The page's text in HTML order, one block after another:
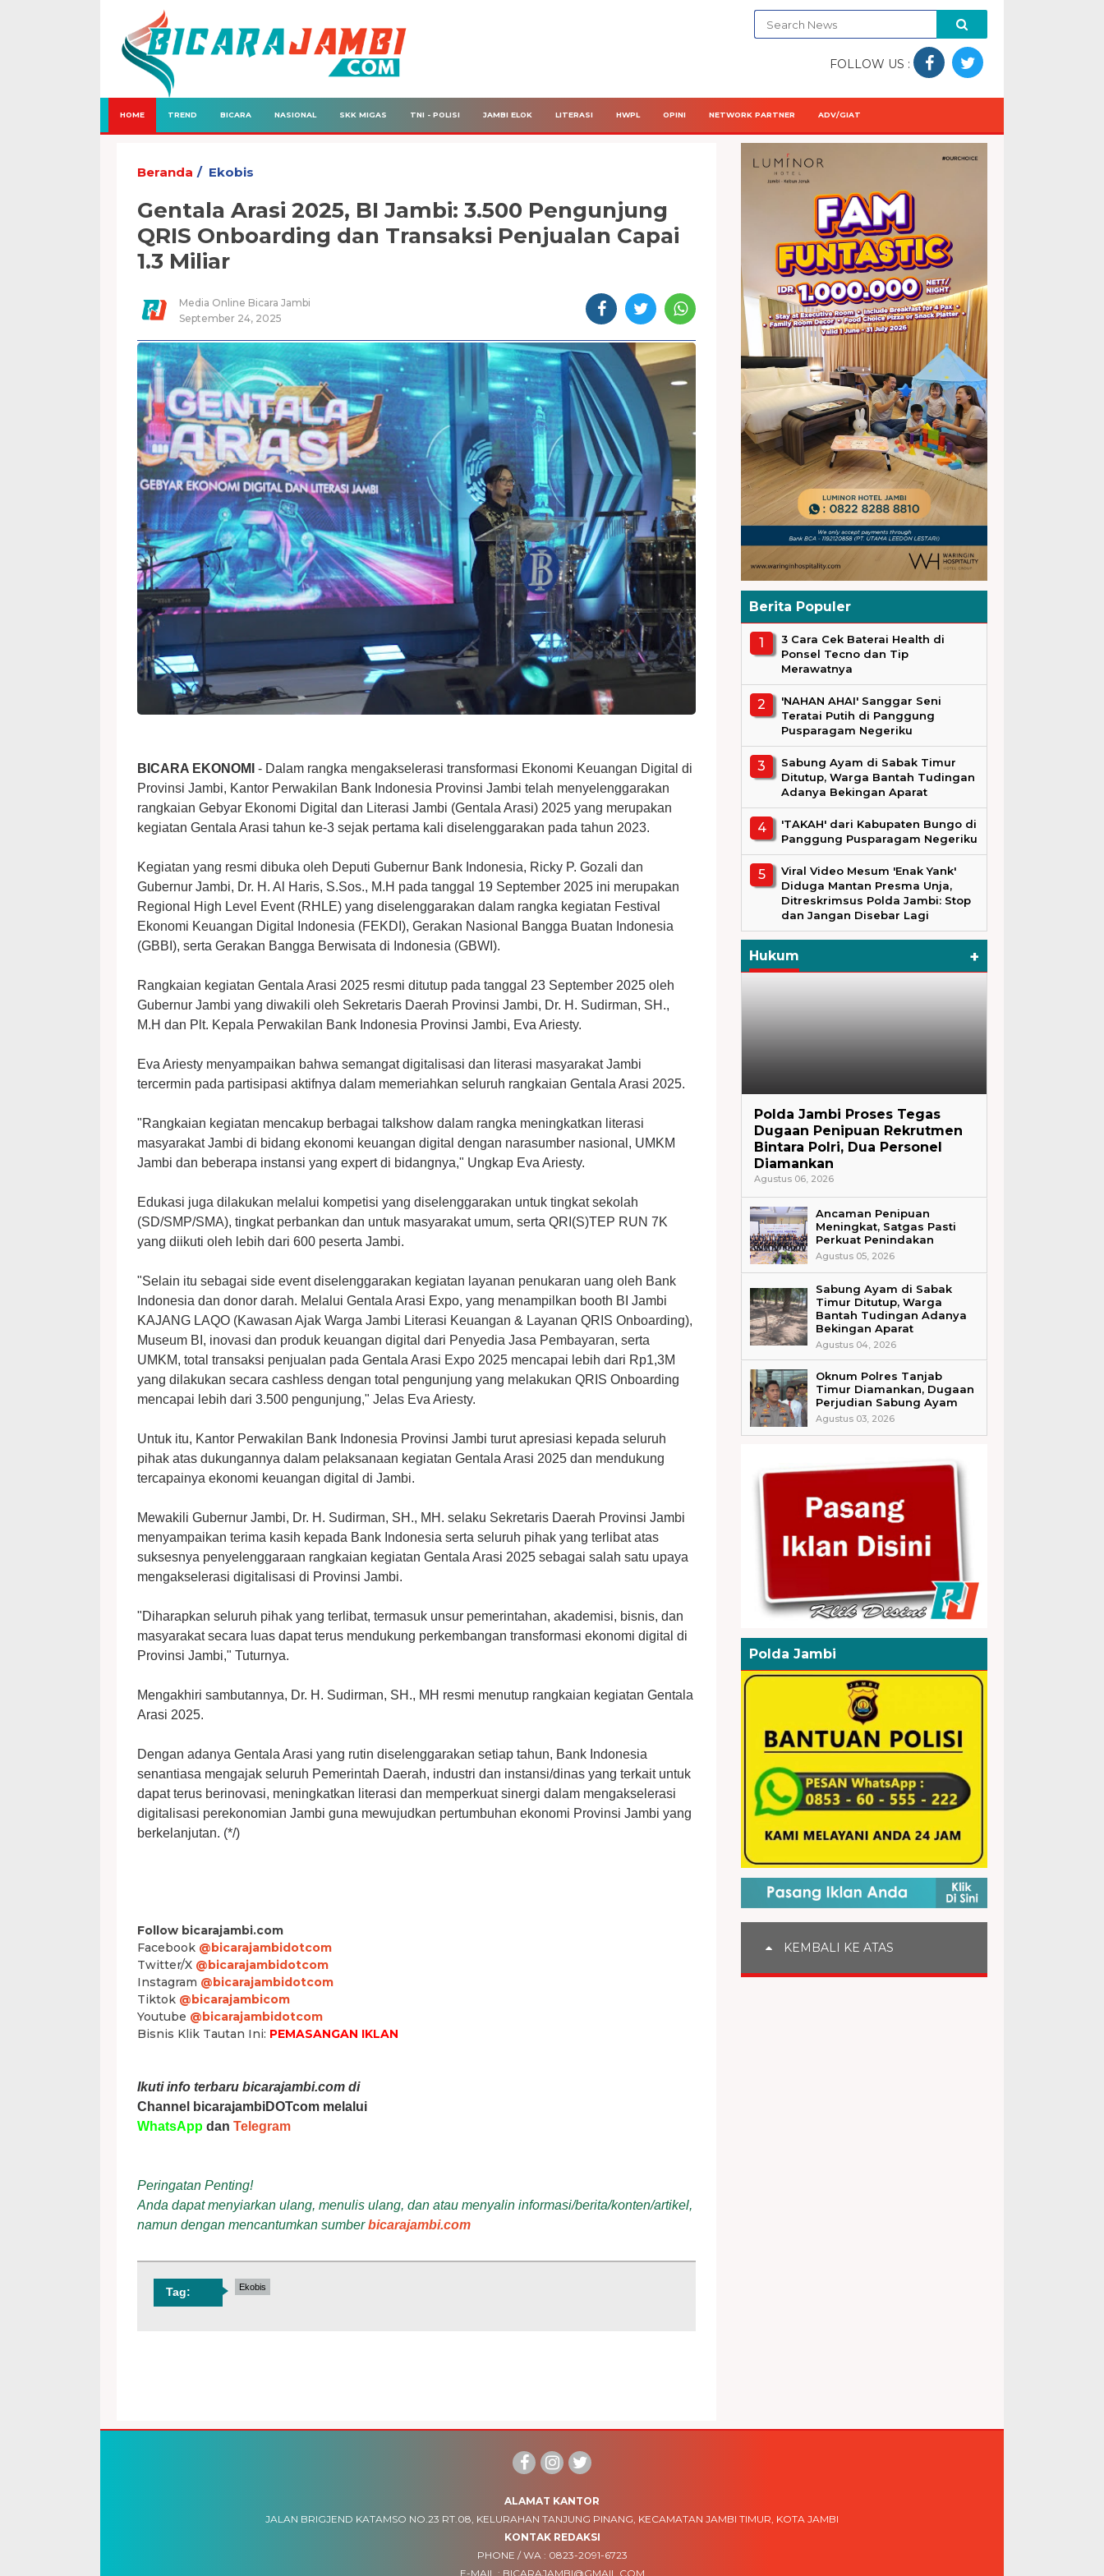
FOLLOW US :
HOME TREND BICARA NASIONAL SKK MIGAS TNI - POLISI JAMBI ELOK LITERASI HWPL OPINI NETWORK PARTNER ADV/GIAT
Beranda Ekobis
Gentala Arasi 2025, BI Jambi: 3.500 Pengunjung
QRIS Onboarding dan Transaksi Penjualan Capai
1.3 Miliar
Media Online Bicara Jambi
September 24, 2025
BICARA EKONOMI - Dalam rangka mengakselerasi transformasi Ekonomi Keuangan Digital di
Provinsi Jambi, Kantor Perwakilan Bank Indonesia Provinsi Jambi telah menyelenggarakan
rangkaian Gebyar Ekonomi Digital dan Literasi Jambi (Gentala Arasi) 2025 yang merupakan
kegiatan Gentala Arasi tahun ke-3 sejak pertama kali diselenggarakan pada tahun 2023.
Kegiatan yang resmi dibuka oleh Deputi Gubernur Bank Indonesia, Ricky P. Gozali dan
Gubernur Jambi, Dr. H. Al Haris, S.Sos., M.H pada tanggal 19 September 2025 ini merupakan
Regional High Level Event (RHLE) yang diselenggarakan dalam rangka kegiatan Festival
Ekonomi Keuangan Digital Indonesia (FEKDI), Gerakan Nasional Bangga Buatan Indonesia
(GBBI), serta Gerakan Bangga Berwisata di Indonesia (GBWI).
Rangkaian kegiatan Gentala Arasi 2025 resmi ditutup pada tanggal 23 September 2025 oleh
Gubernur Jambi yang diwakili oleh Sekretaris Daerah Provinsi Jambi, Dr. H. Sudirman, SH.,
M.H dan Plt. Kepala Perwakilan Bank Indonesia Provinsi Jambi, Eva Ariesty.
Eva Ariesty menyampaikan bahwa semangat digitalisasi dan literasi masyarakat Jambi
tercermin pada partisipasi aktifnya dalam memeriahkan seluruh rangkaian Gentala Arasi 2025.
"Rangkaian kegiatan mencakup berbagai talkshow dalam rangka meningkatkan literasi
masyarakat Jambi di bidang ekonomi keuangan digital dengan narasumber nasional, UMKM
Jambi dan beberapa instansi yang expert di bidangnya," Ungkap Eva Ariesty.
Edukasi juga dilakukan melalui kompetisi yang diselenggarakan untuk tingkat sekolah
(SD/SMP/SMA), tingkat perbankan dan untuk masyarakat umum, serta QRI(S)TEP RUN 7K
yang diikuti oleh lebih dari 600 peserta Jambi.
"Selain itu sebagai side event diselenggarakan kegiatan layanan penukaran uang oleh Bank
Indonesia dan donor darah. Melalui Gentala Arasi Expo, yang menampilkan booth BI Jambi
KAJANG LAQO (Kawasan Ajak Warga Jambi Literasi Keuangan & Layanan QRIS Onboarding),
Museum BI, inovasi dan produk keuangan digital dari Penyedia Jasa Pembayaran, serta
UMKM, total transaksi penjualan pada Gentala Arasi Expo 2025 mencapai lebih dari Rp1,3M
yang dilakukan secara cashless dengan total pengunjung yang melakukan QRIS Onboarding
mencapai lebih dari 3.500 pengunjung," Jelas Eva Ariesty.
Untuk itu, Kantor Perwakilan Bank Indonesia Provinsi Jambi turut apresiasi kepada seluruh
pihak atas dukungannya dalam pelaksanaan kegiatan Gentala Arasi 2025 dan mendukung
tercapainya ekonomi keuangan digital di Jambi.
Mewakili Gubernur Jambi, Dr. H. Sudirman, SH., MH. selaku Sekretaris Daerah Provinsi Jambi
menyampaikan terima kasih kepada Bank Indonesia serta seluruh pihak yang terlibat atas
suksesnya penyelenggaraan rangkaian kegiatan Gentala Arasi 2025 sebagai salah satu upaya
mengakselerasi digitalisasi di Provinsi Jambi.
"Diharapkan seluruh pihak yang terlibat, termasuk unsur pemerintahan, akademisi, bisnis, dan
masyarakat secara luas dapat terus mendukung perkembangan transformasi ekonomi digital di
Provinsi Jambi," Tuturnya.
Mengakhiri sambutannya, Dr. H. Sudirman, SH., MH resmi menutup rangkaian kegiatan Gentala
Arasi 2025.
Dengan adanya Gentala Arasi yang rutin diselenggarakan setiap tahun, Bank Indonesia
senantiasa mengajak seluruh Pemerintah Daerah, industri dan instansi/dinas yang terkait untuk
dapat terus berinovasi, meningkatkan literasi dan memperkuat sinergi dalam mengakselerasi
digitalisasi perekonomian Jambi guna mewujudkan pertumbuhan ekonomi Provinsi Jambi yang
berkelanjutan. (*/)
Follow bicarajambi.com
Facebook @bicarajambidotcom
Twitter/X @bicarajambidotcom
Instagram @bicarajambidotcom
Tiktok @bicarajambicom
Youtube @bicarajambidotcom
Bisnis Klik Tautan Ini: PEMASANGAN IKLAN
Ikuti info terbaru bicarajambi.com di
Channel bicarajambiDOTcom melalui
WhatsApp dan Telegram
Peringatan Penting!
Anda dapat menyiarkan ulang, menulis ulang, dan atau menyalin informasi/berita/konten/artikel,
namun dengan mencantumkan sumberbicarajambi.com
Tag: Ekobis
Berita Populer
3 Cara Cek Baterai Health di
Ponsel Tecno dan Tip
Merawatnya
'NAHAN AHAI' Sanggar Seni
Teratai Putih di Panggung
Pusparagam Negeriku
Sabung Ayam di Sabak Timur
Ditutup, Warga Bantah Tudingan
Adanya Bekingan Aparat
'TAKAH' dari Kabupaten Bungo di
Panggung Pusparagam Negeriku
Viral Video Mesum 'Enak Yank'
Diduga Mantan Presma Unja,
Ditreskrimsus Polda Jambi: Stop
dan Jangan Disebar Lagi
Hukum +
Polda Jambi Proses Tegas
Dugaan Penipuan Rekrutmen
Bintara Polri, Dua Personel
Diamankan
Agustus 06, 2026
Ancaman Penipuan
Meningkat, Satgas Pasti
Perkuat Penindakan
Agustus 05, 2026
Sabung Ayam di Sabak
Timur Ditutup, Warga
Bantah Tudingan Adanya
Bekingan Aparat
Agustus 04, 2026
Oknum Polres Tanjab
Timur Diamankan, Dugaan
Perjudian Sabung Ayam
Agustus 03, 2026
Polda Jambi
KEMBALI KE ATAS
ALAMAT KANTOR
JALAN BRIGJEND KATAMSO NO.23 RT.08, KELURAHAN TANJUNG PINANG, KECAMATAN JAMBI TIMUR, KOTA JAMBI
KONTAK REDAKSI
PHONE / WA : 0823-2091-6723
E-MAIL : BICARAJAMBI@GMAIL.COM